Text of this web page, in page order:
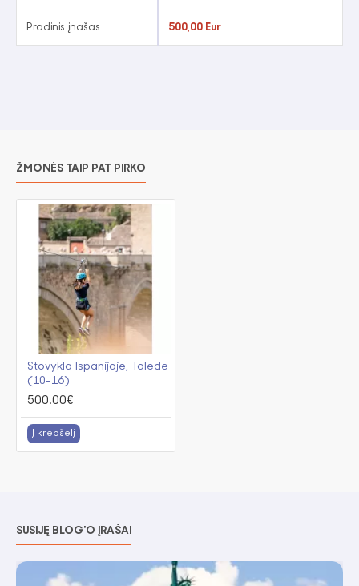
Pradinis įnašas 500,00 Eur
ŽMONĖS TAIP PAT PIRKO
Stovykla Ispanijoje, Tolede
(10-16)
500.00€
Į krepšelį
SUSIJĘ BLOG'O ĮRAŠAI